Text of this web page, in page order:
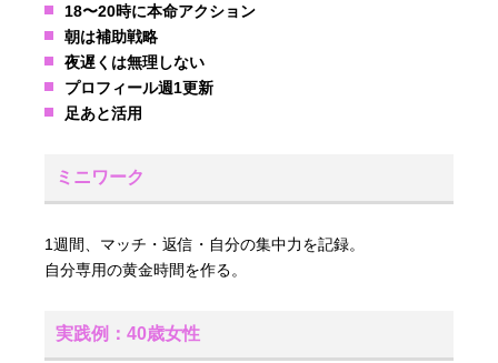
18〜20時に本命アクション
朝は補助戦略
夜遅くは無理しない
プロフィール週1更新
足あと活用
ミニワーク
1週間、マッチ・返信・自分の集中力を記録。
自分専用の黄金時間を作る。
実践例：40歳女性